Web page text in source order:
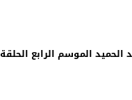
الموسم الرابع الحلقة 22